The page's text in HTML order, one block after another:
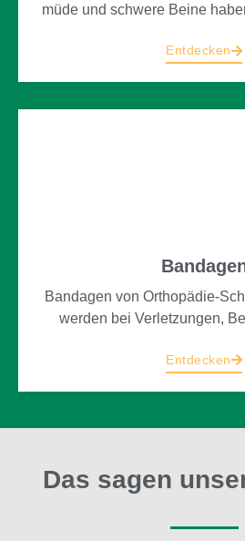
müde und schwere Beine
Lebensqualität
Entdecken
Bandagen von Orthopädie-
werden bei Verletzungen,
eingesetzt und helfen,Entdecken
Das sagen